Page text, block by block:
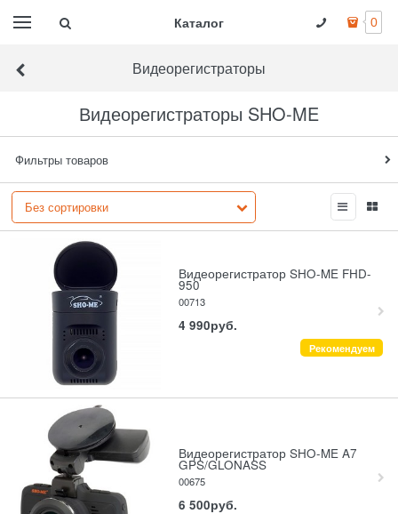
Каталог 0
Видеорегистраторы
Видеорегистраторы SHO-ME
Фильтры товаров
Видеорегистратор SHO-ME FHD-
950
00713
4 990руб.
Рекомендуем
Видеорегистратор SHO-ME A7
GPS/GLONASS
00675
6 500руб.